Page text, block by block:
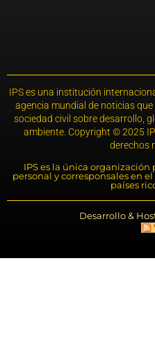
IPS es una institución
agencia mundial de noticias
sociedad civil sobre desarrollo,
ambiente. Copyright © 2025
derechos
IPS es la única
personal y corresponsales en
países
Desarrollo &